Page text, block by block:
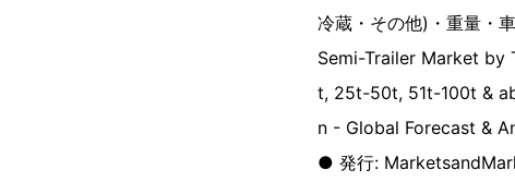
冷蔵・その他)・重量・
Semi-Trailer Market by
t, 25t-50t, 51t-100t &
n - Global Forecast &
● 発行: